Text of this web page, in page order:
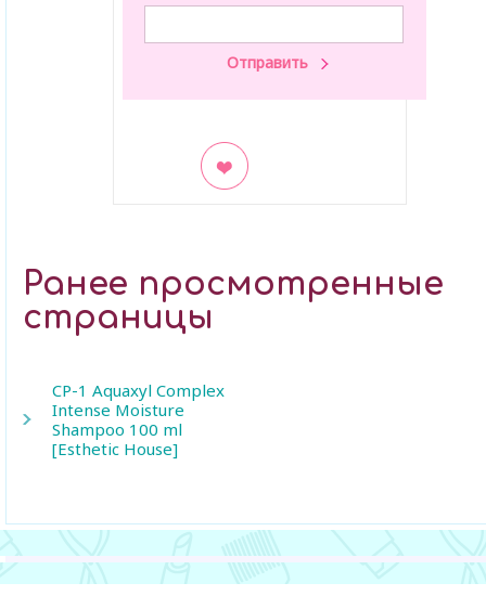
Ранее просмотренные
страницы
CP-1 Aquaxyl Complex
Intense Moisture
Shampoo 100 ml
[Esthetic House]